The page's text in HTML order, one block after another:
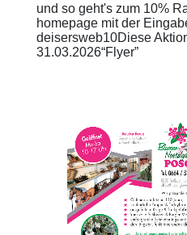
und so geht's zum 10%
homepage mit der
deisersweb10Diese
31.03.2026“Flyer”